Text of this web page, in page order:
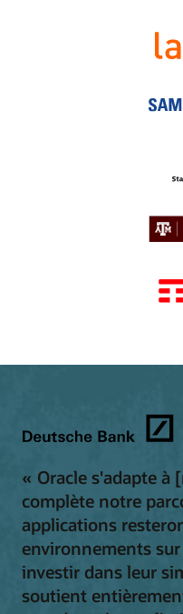
« Oracle s'adapte
complète notre
applications
environnements
investir dans leur
soutient